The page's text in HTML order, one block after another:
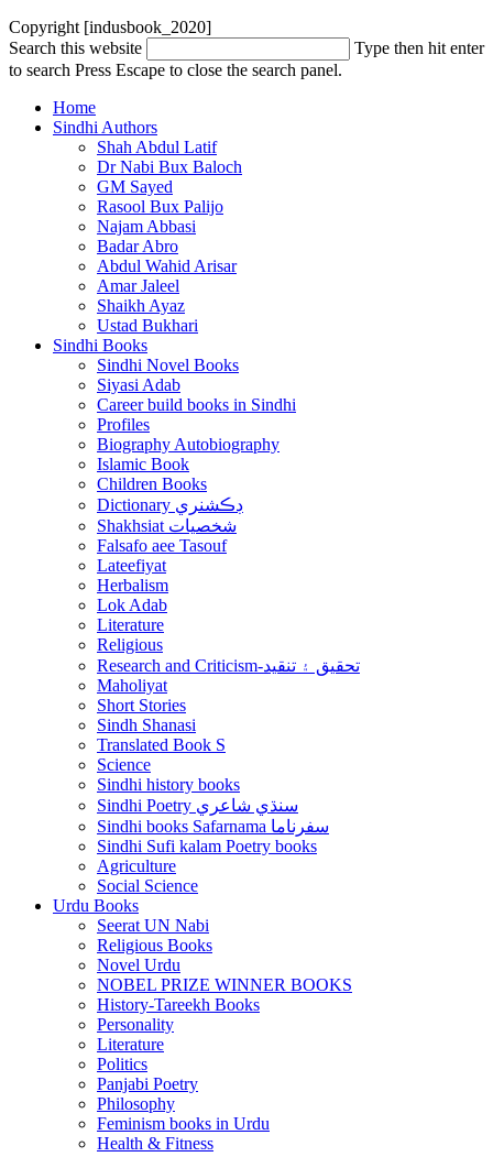
Copyright [indusbook_2020]
Search this website
Type then hit enter
to search Press Escape to close the search panel.
Home
Sindhi Authors
Shah Abdul Latif
Dr Nabi Bux Baloch
GM Sayed
Rasool Bux Palijo
Najam Abbasi
Badar Abro
Abdul Wahid Arisar
Amar Jaleel
Shaikh Ayaz
Ustad Bukhari
Sindhi Books
Sindhi Novel Books
Siyasi Adab
Career build books in Sindhi
Profiles
Biography Autobiography
Islamic Book
Children Books
Dictionary ڊڪشنري
Shakhsiat شخصيات
Falsafo aee Tasouf
Lateefiyat
Herbalism
Lok Adab
Literature
Religious
Research and Criticism-تحقيق ۽ تنقيد
Maholiyat
Short Stories
Sindh Shanasi
Translated Book S
Science
Sindhi history books
Sindhi Poetry سنڌي شاعري
Sindhi books Safarnama سفرناما
Sindhi Sufi kalam Poetry books
Agriculture
Social Science
Urdu Books
Seerat UN Nabi
Religious Books
Novel Urdu
NOBEL PRIZE WINNER BOOKS
History-Tareekh Books
Personality
Literature
Politics
Panjabi Poetry
Philosophy
Feminism books in Urdu
Health & Fitness